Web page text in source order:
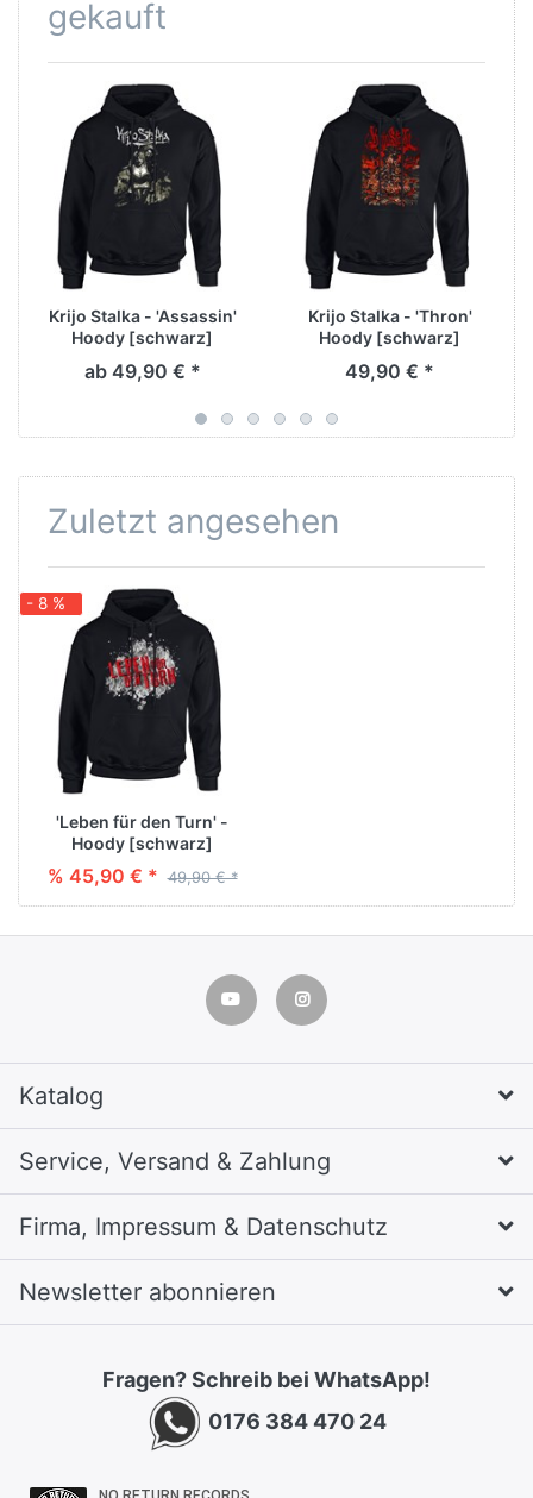
gekauft
Krijo Stalka - 'Assassin'
Hoody [schwarz]
ab 49,90 € *
Krijo Stalka - 'Thron'
Hoody [schwarz]
49,90 € *
Zuletzt angesehen
- 8 %
'Leben für den Turn' -
Hoody [schwarz]
% 45,90 € * 49,90 € *
Katalog
Service, Versand & Zahlung
Firma, Impressum & Datenschutz
Newsletter abonnieren
Fragen? Schreib bei WhatsApp!
0176 384 470 24